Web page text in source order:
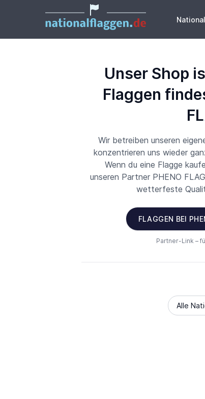
Unser Shop
Flaggen
Wir betreiben unseren
konzentrieren uns wieder
Wenn du eine Flagge
unseren Partner PHENO
wetterfeste
FLAGGEN BEI
Partner-Link –
Alle